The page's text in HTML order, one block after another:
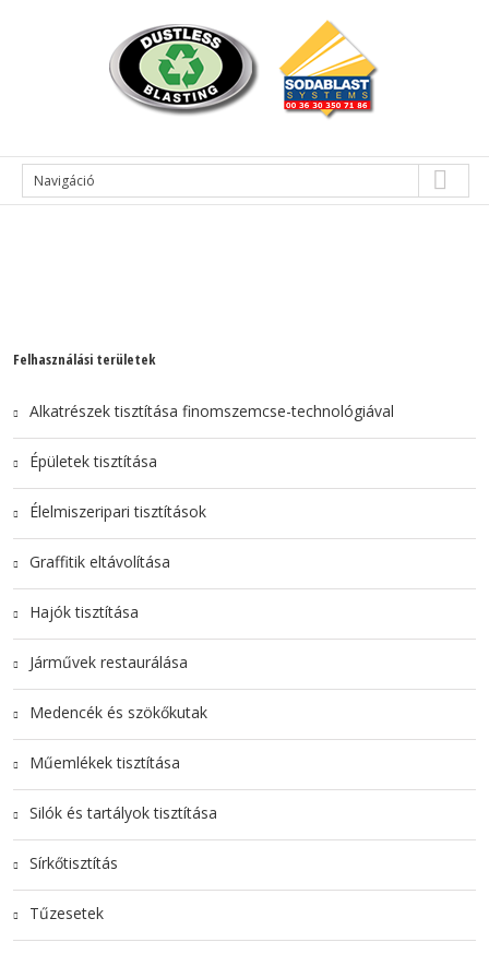
Navigáció
Felhasználási területek
Alkatrészek tisztítása finomszemcse-technológiával
Épületek tisztítása
Élelmiszeripari tisztítások
Graffitik eltávolítása
Hajók tisztítása
Járművek restaurálása
Medencék és szökőkutak
Műemlékek tisztítása
Silók és tartályok tisztítása
Sírkőtisztítás
Tűzesetek